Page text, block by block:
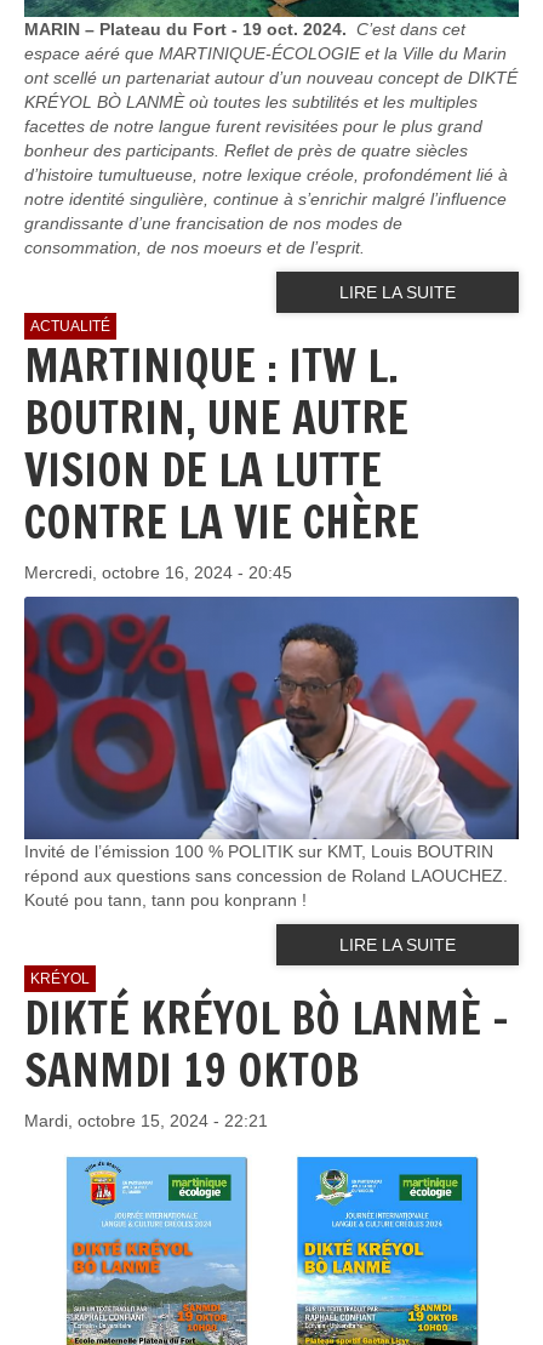
MARIN – Plateau du Fort - 19 oct. 2024. C’est dans cet
espace aéré que MARTINIQUE-ÉCOLOGIE et la Ville du Marin
ont scellé un partenariat autour d’un nouveau concept de DIKTÉ
KRÉYOL BÒ LANMÈ où toutes les subtilités et les multiples
facettes de notre langue furent revisitées pour le plus grand
bonheur des participants. Reflet de près de quatre siècles
d’histoire tumultueuse, notre lexique créole, profondément lié à
notre identité singulière, continue à s’enrichir malgré l’influence
grandissante d’une francisation de nos modes de
consommation, de nos moeurs et de l’esprit.
LIRE LA SUITE
ACTUALITÉ
MARTINIQUE : ITW L.
BOUTRIN, UNE AUTRE
VISION DE LA LUTTE
CONTRE LA VIE CHÈRE
Mercredi, octobre 16, 2024 - 20:45
Invité de l’émission 100 % POLITIK sur KMT, Louis BOUTRIN
répond aux questions sans concession de Roland LAOUCHEZ.
Kouté pou tann, tann pou konprann !
LIRE LA SUITE
KRÉYOL
DIKTÉ KRÉYOL BÒ LANMÈ -
SANMDI 19 OKTOB
Mardi, octobre 15, 2024 - 22:21